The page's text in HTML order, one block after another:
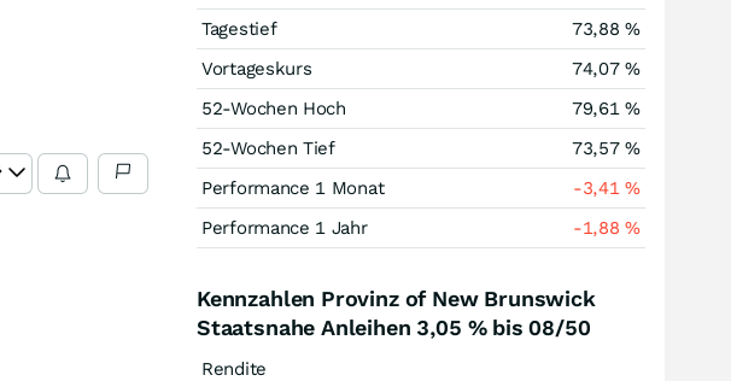
Tagestief
73,88 %
Vortageskurs
74,07%
52-Wochen Hoch
79,61%
52-Wochen Tief
73,57%
Performance 1 Monat
-3,41%
Performance 1 Jahr
-1,88%
Kennzahlen Provinz of New Brunswick
Staatsnahe Anleihen 3,05 % bis 08/50
Rendite